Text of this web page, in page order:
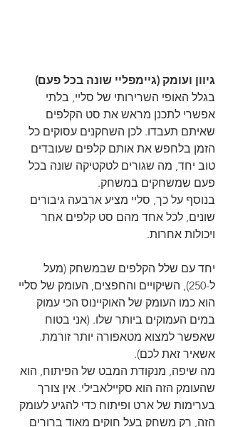
גיוון ועומק (גיימפליי שונה בכל פעם)
בגלל האופי השרירותי של סליי, בלתי
אפשרי לתכנן מראש את סט הקלפים
שאיתם תעבדו. לכן השחקנים עסוקים כל
הזמן בלחפש את אותם קלפים שעובדים
טוב יחד, מה שגורים לטקטיקה שונה בכל
פעם שמשחקים במשחק.
בנוסף על כך, סליי מציע ארבעה גיבורים
שונים, לכל אחד מהם סט קלפים אחר
ויכולות אחרות.
יחד עם שלל הקלפים שבמשחק (מעל
ל-250), השיקויים והחפצים, העומק של סליי
הוא כמו העומק של האוקיינוס הכי עמוק
במים העמוקים ביותר שלו. (אני בטוח
שאפשר למצוא מטאפורה יותר זורמת.
אשאיר זאת לכם).
מה שיפה, מנקודת המבט של הפיתוח, הוא
שהעומק הזה הוא סקיילאבילי. אין צורך
בערימות של ארט ופיתוח כדי להגיע לעומק
הזה, רק משחק בעל חוקים מאוד ברורים